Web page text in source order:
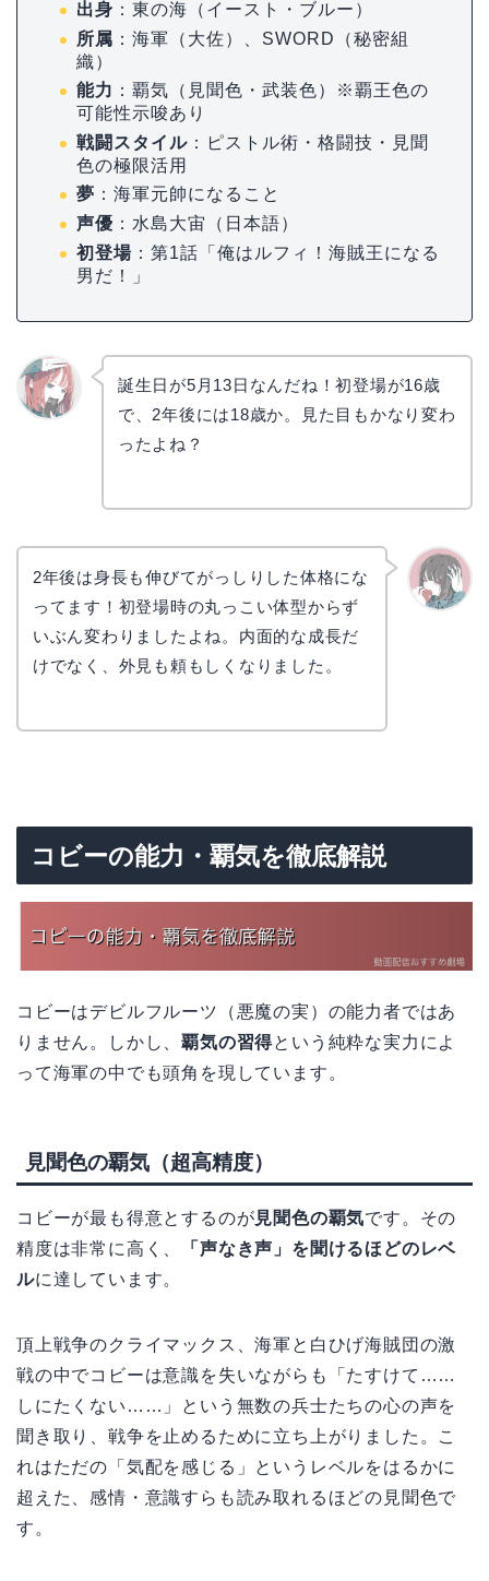
出身 ：東の海（イースト・ブルー）
所属 ：海軍（大佐）、SWORD（秘密組
織）
能力 ：覇気（見聞色・武装色）※覇王色の
可能性示唆あり
戦闘スタイル ：ピストル術・格闘技・見聞
色の極限活用
夢 ：海軍元帥になること
声優 ：水島大宙（日本語）
初登場 ：第1話「俺はルフィ！海賊王になる
男だ！」
誕生日が5月13日なんだね！初登場が16歳
で、2年後には18歳か。見た目もかなり変わ
ったよね？
2年後は身長も伸びてがっしりした体格にな
ってます！初登場時の丸っこい体型からず
いぶん変わりましたよね。内面的な成長だ
けでなく、外見も頼もしくなりました。
コビーの能力・覇気を徹底解説
コビーはデビルフルーツ（悪魔の実）の能力者ではあ
りません。しかし、覇気の習得という純粋な実力によ
って海軍の中でも頭角を現しています。
見聞色の覇気（超高精度）
コビーが最も得意とするのが見聞色の覇気です。その
精度は非常に高く、
「声なき声」を聞けるほどのレベ
ルに達しています。
頂上戦争のクライマックス、海軍と白ひげ海賊団の激
戦の中でコビーは意識を失いながらも「たすけて……
しにたくない……」という無数の兵士たちの心の声を
聞き取り、戦争を止めるために立ち上がりました。こ
れはただの「気配を感じる」というレベルをはるかに
超えた、感情・意識すらも読み取れるほどの見聞色で
す。